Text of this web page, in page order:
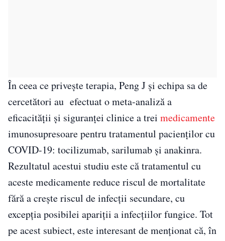
În ceea ce privește terapia, Peng J și echipa sa de
cercetători au efectuat o meta-analiză a
eficacității și siguranței clinice a trei medicamente
imunosupresoare pentru tratamentul pacienților cu
COVID-19: tocilizumab, sarilumab și anakinra.
Rezultatul acestui studiu este că tratamentul cu
aceste medicamente reduce riscul de mortalitate
fără a crește riscul de infecții secundare, cu
excepția posibilei apariții a infecțiilor fungice. Tot
pe acest subiect, este interesant de menționat că, în